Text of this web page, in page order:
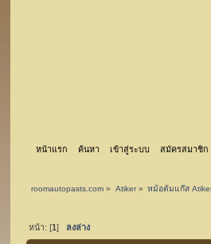
หน้าแรก ค้นหา เข้าสู่ระบบ สมัครสมาชิก
roomautopasts.com » Atiker» หม้อต้มแก๊ส
หน้า: [1] ลงล่าง